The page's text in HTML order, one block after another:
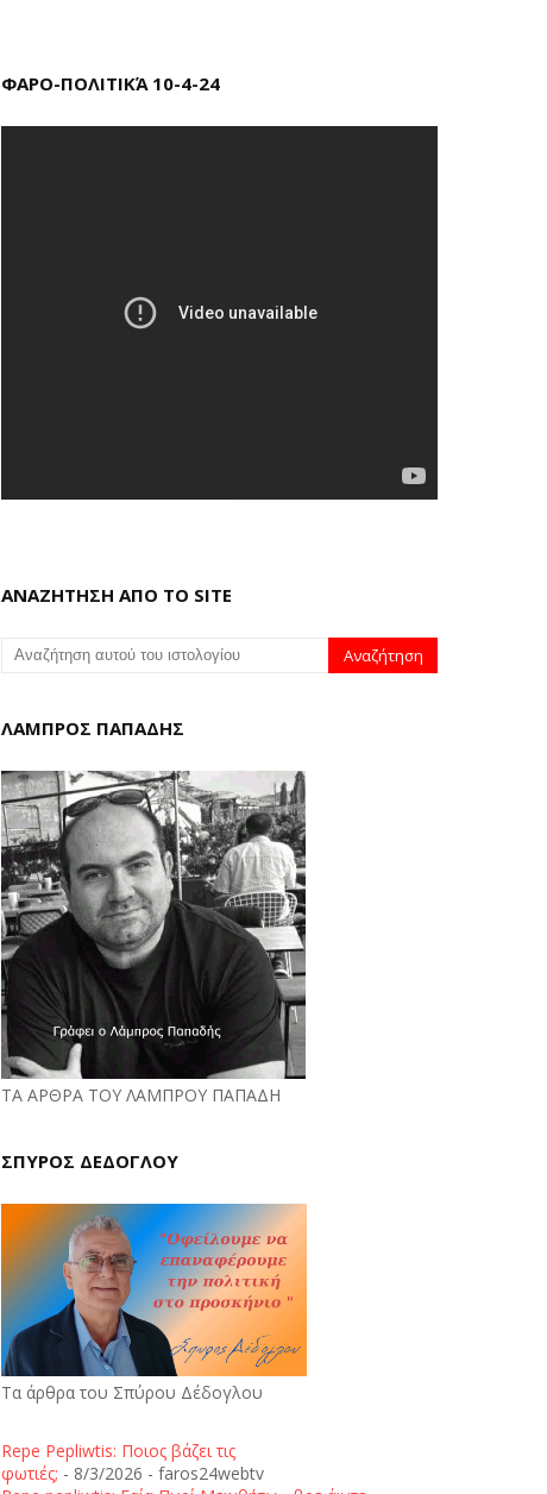
ΦΑΡΟ-ΠΟΛΙΤΙΚΆ 10-4-24
ΑΝΑΖΗΤΗΣΗ ΑΠΟ ΤΟ SITE
ΛΑΜΠΡΟΣ ΠΑΠΑΔΗΣ
ΤΑ ΑΡΘΡΑ ΤΟΥ ΛΑΜΠΡΟΥ ΠΑΠΑΔΗ
ΣΠΥΡΟΣ ΔΕΔΟΓΛΟΥ
Τα άρθρα του Σπύρου Δέδογλου
Repe Pepliwtis: Ποιος βάζει τις
φωτιές; - 8/3/2026 - faros24webtv